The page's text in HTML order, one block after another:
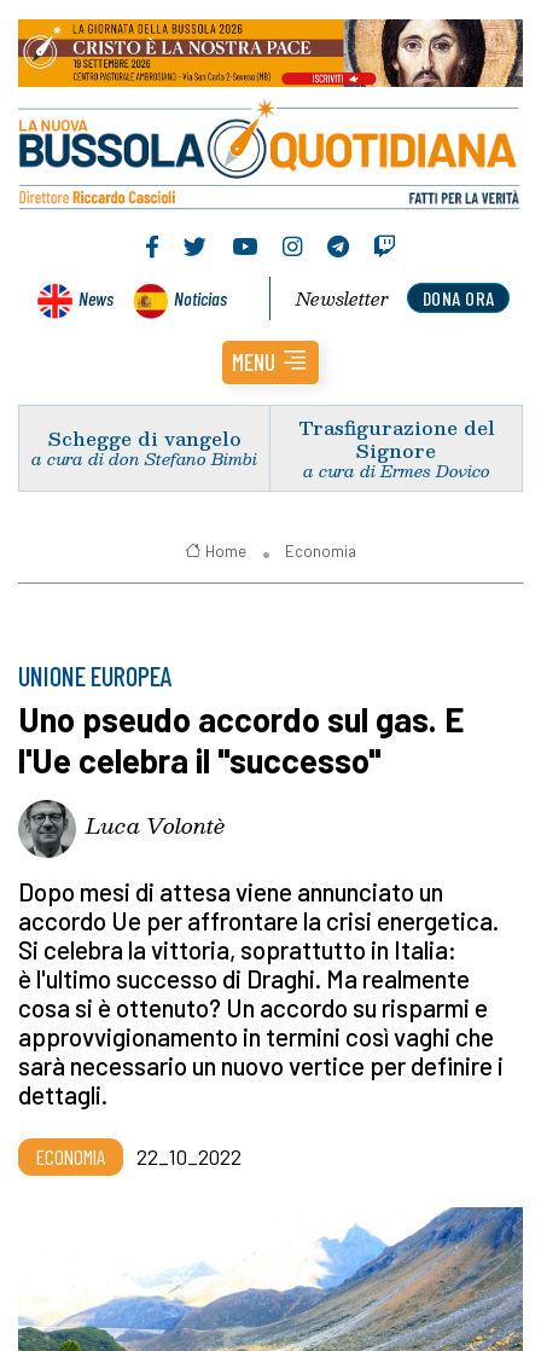
News Noticias DONA ORA
Newsletter
MENU
Schegge di vangelo
a cura di don Stefano Bimbi
Trasfigurazione del
Signore
a cura di Ermes Dovico
Home Economia
UNIONE EUROPEA
Uno pseudo accordo sul gas. E
l'Ue celebra il "successo"
Luca Volontè
Dopo mesi di attesa viene annunciato un
accordo Ue per affrontare la crisi energetica.
Si celebra la vittoria, soprattutto in Italia:
è l'ultimo successo di Draghi. Ma realmente
cosa si è ottenuto? Un accordo su risparmi e
approvvigionamento in termini così vaghi che
sarà necessario un nuovo vertice per definire i
dettagli.
ECONOMIA 22_10_2022